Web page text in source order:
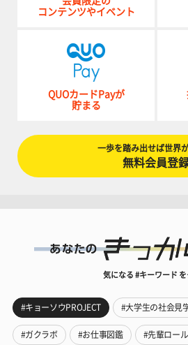
コンテンツやイベント
QUOカードPayが
貯まる
一歩を踏み出せば世界
無料会員登
気になる #キーワード
#キョーソウPROJECT #大学生の社会見
#ガクラボ #お仕事図鑑 #先輩ロー